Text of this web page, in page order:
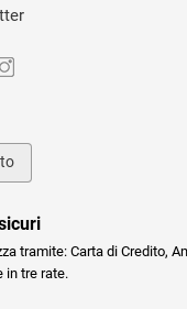
tramite: Carta di Credito,
in tre rate.